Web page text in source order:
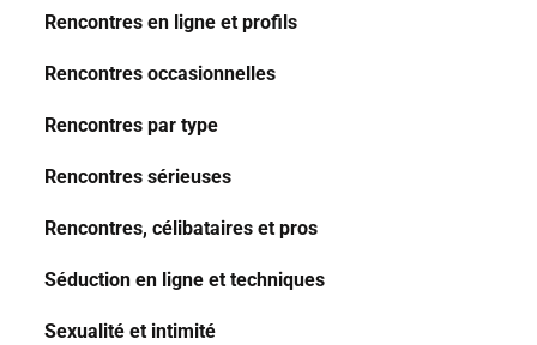
Rencontres en ligne et profils
Rencontres occasionnelles
Rencontres par type
Rencontres sérieuses
Rencontres, célibataires et pros
Séduction en ligne et techniques
Sexualité et intimité